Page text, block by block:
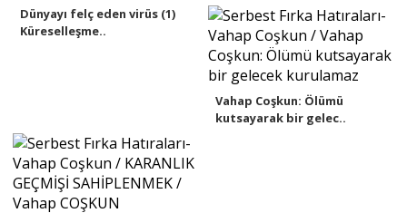
Dünyayı felç eden virüs (1)
Küreselleşme..
Vahap Coşkun: Ölümü
kutsayarak bir gelec..